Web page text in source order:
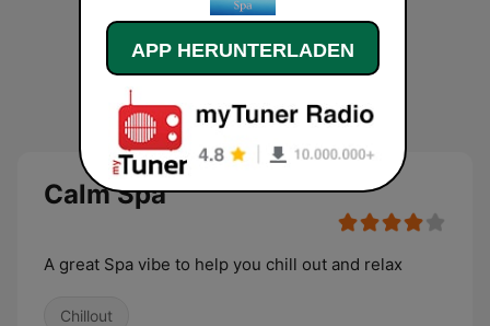
Calm Spa
A great Spa vibe to help you chill out and relax
Chillout
APP HERUNTERLADEN